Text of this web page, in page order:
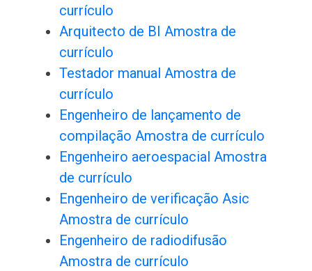
currículo
Arquitecto de BI Amostra de
currículo
Testador manual Amostra de
currículo
Engenheiro de lançamento de
compilação Amostra de currículo
Engenheiro aeroespacial Amostra
de currículo
Engenheiro de verificação Asic
Amostra de currículo
Engenheiro de radiodifusão
Amostra de currículo